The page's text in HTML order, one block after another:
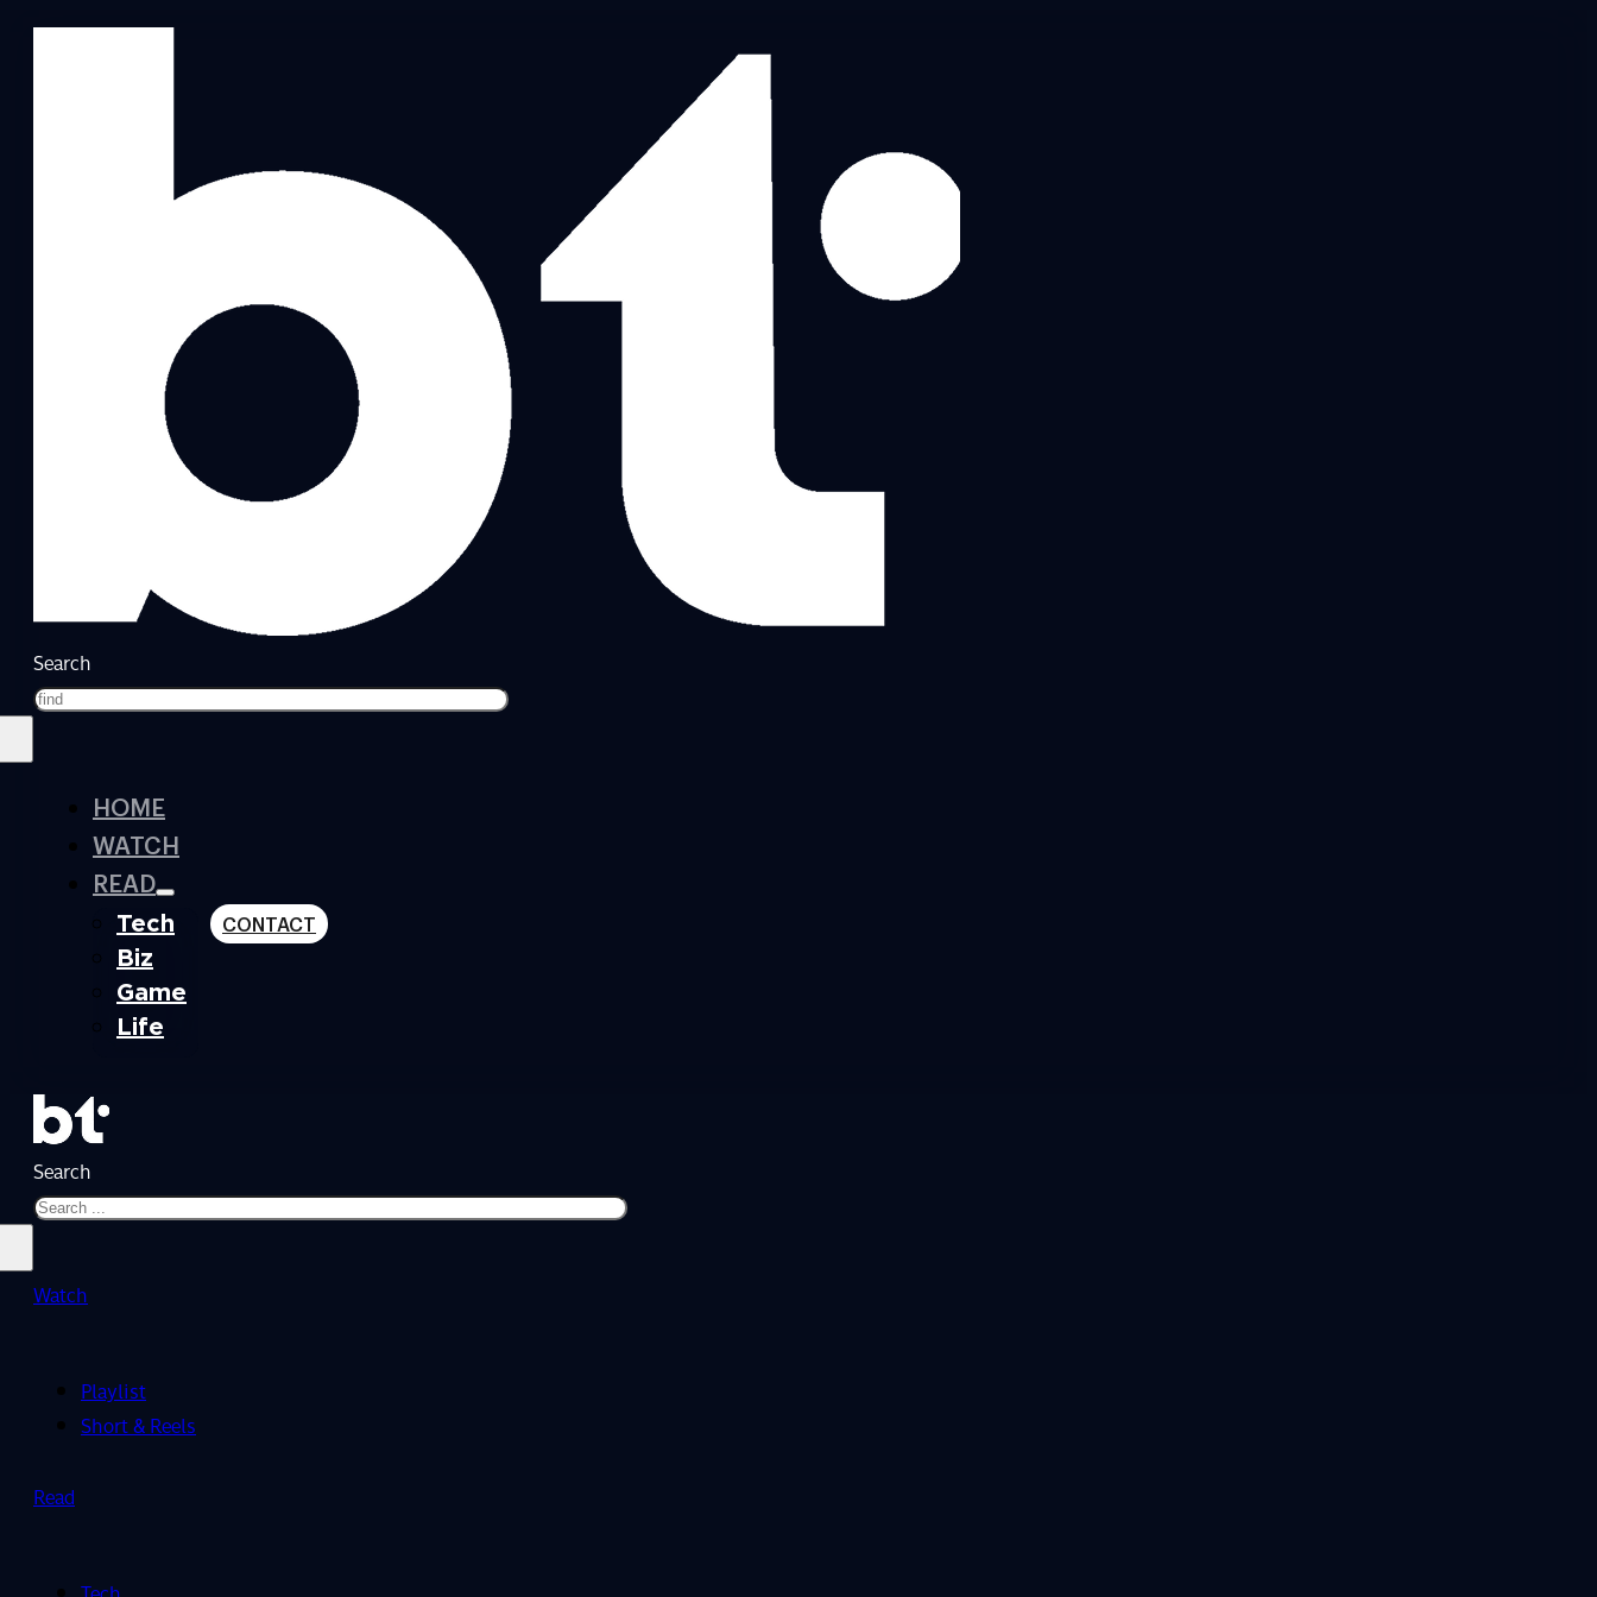
Search
HOME
WATCH
READ
Tech
Biz
Game
Life
CONTACT
Search
Watch
Playlist
Short & Reels
Read